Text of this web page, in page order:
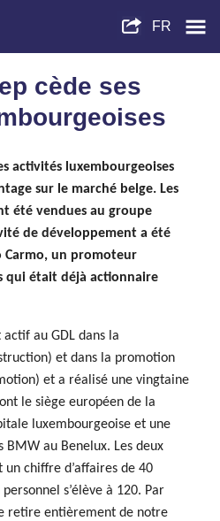
cède ses
activités luxembourgeoises
sur le marché belge. Les
été vendues au groupe
de développement a été
Carmo, un promoteur
qui était déjà actionnaire
au GDL dans la
et dans la promotion
et a réalisé une vingtaine
le siège européen de la
luxembourgeoise et une
BMW au Benelux. Les deux
chiffre d’affaires de 40
s’élève à 120. Par
retire entièrement de notre